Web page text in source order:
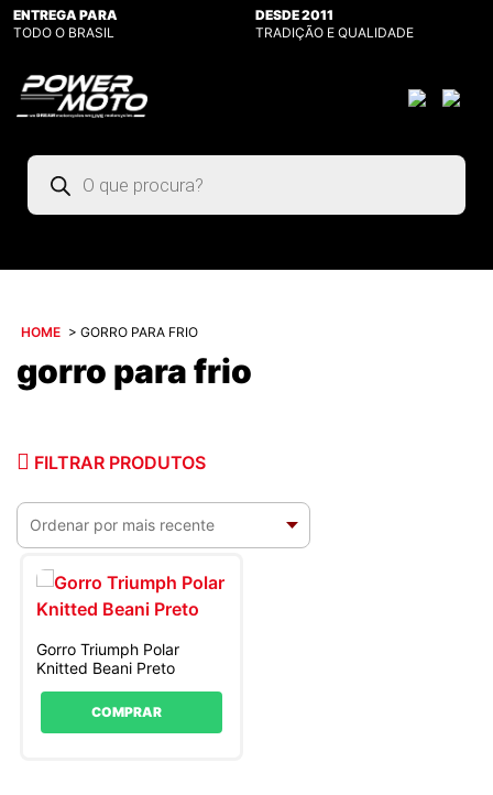
ENTREGA PARA
TODO O BRASIL
DESDE 2011
TRADIÇÃO E QUALIDADE
Pesquisar
produtos
HOME > GORRO PARA FRIO
gorro para frio
FILTRAR PRODUTOS
Gorro Triumph Polar
Knitted Beani Preto
COMPRAR